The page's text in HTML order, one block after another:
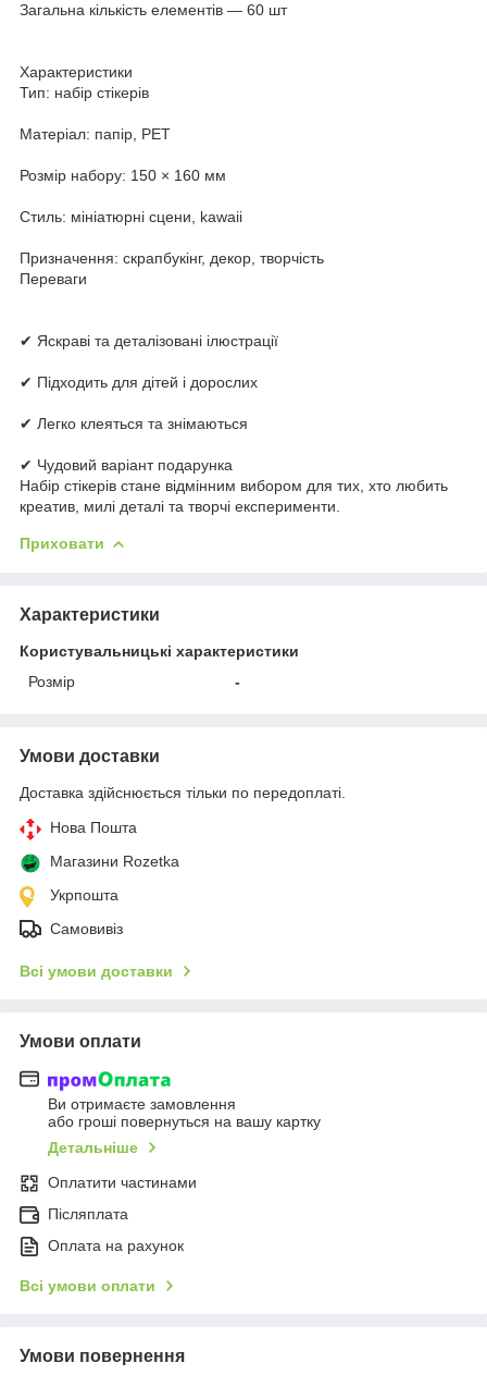
Загальна кількість елементів — 60 шт
Характеристики
Тип: набір стікерів
Матеріал: папір, PET
Розмір набору: 150 × 160 мм
Стиль: мініатюрні сцени, kawaii
Призначення: скрапбукінг, декор, творчість
Переваги
✔ Яскраві та деталізовані ілюстрації
✔ Підходить для дітей і дорослих
✔ Легко клеяться та знімаються
✔ Чудовий варіант подарунка
Набір стікерів стане відмінним вибором для тих, хто любить
креатив, милі деталі та творчі експерименти.
Приховати
Характеристики
Користувальницькі характеристики
Розмір
-
Умови доставки
Доставка здійснюється тільки по передоплаті.
Нова Пошта
Магазини Rozetka
Укрпошта
Самовивіз
Всі умови доставки
Умови оплати
Ви отримаєте замовлення
або гроші повернуться на вашу картку
Детальніше
Оплатити частинами
Післяплата
Оплата на рахунок
Всі умови оплати
Умови повернення